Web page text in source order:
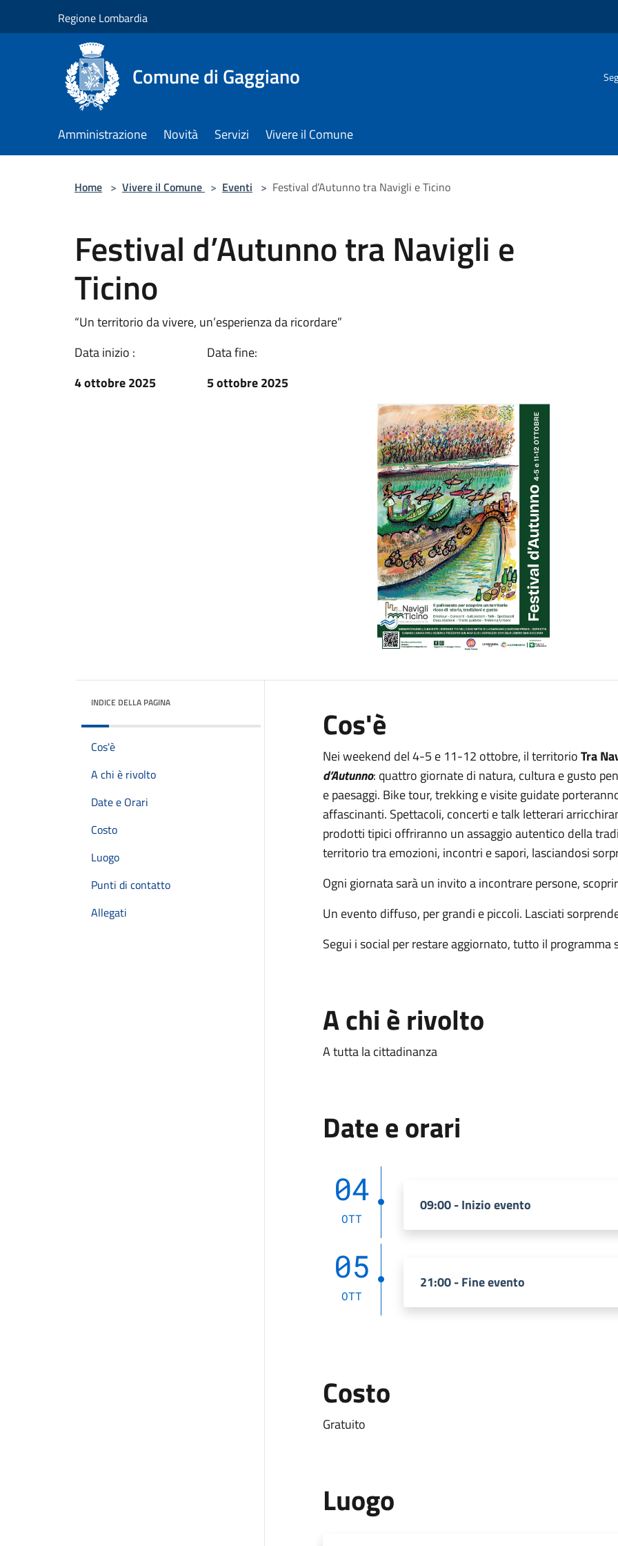
Regione Lombardia
Comune di Gaggiano
Amministrazione Novità Servizi Vivere il Comune
Home > Vivere il Comune > Eventi > Festival d’Autunno tra Navigli e Ticino
Festival d’Autunno tra Navigli e
Ticino
“Un territorio da vivere, un’esperienza da ricordare”
Data inizio :
4 ottobre 2025
Data fine:
5 ottobre 2025
INDICE DELLA PAGINA
Cos'è
A chi è rivolto
Date e Orari
Costo
Luogo
Punti di contatto
Allegati
Cos'è
Nei weekend del 4-5 e 11-12 ottobre, il territorioTra
d’Autunno: quattro giornate di natura, cultura e gusto
e paesaggi. Bike tour, trekking e visite guidate
affascinanti. Spettacoli, concerti e talk letterari
prodotti tipici offriranno un assaggio autentico della
territorio tra emozioni, incontri e sapori, lasciandosi
Ogni giornata sarà un invito a incontrare persone,
Un evento diffuso, per grandi e piccoli. Lasciati
Segui i social per restare aggiornato, tutto il
A chi è rivolto
A tutta la cittadinanza
Date e orari
04
OTT
09:00 - Inizio evento
05
OTT
21:00 - Fine evento
Costo
Gratuito
Luogo